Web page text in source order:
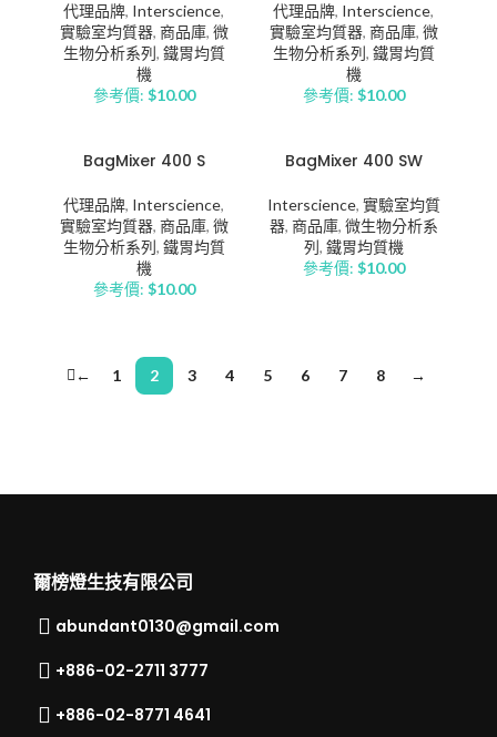
代理品牌, Interscience,
實驗室均質器, 商品庫, 微
生物分析系列, 鐵胃均質
機
參考價: $10.00
代理品牌, Interscience,
實驗室均質器, 商品庫, 微
生物分析系列, 鐵胃均質
機
參考價: $10.00
BagMixer 400 S
代理品牌, Interscience,
實驗室均質器, 商品庫, 微
生物分析系列, 鐵胃均質
機
參考價: $10.00
BagMixer 400 SW
Interscience, 實驗室均質
器, 商品庫, 微生物分析系
列, 鐵胃均質機
參考價: $10.00
← 1 2 3 4 5 6 7 8 →
爾榜燈生技有限公司
abundant0130@gmail.com
+886-02-2711 3777​
+886-02-8771 4641